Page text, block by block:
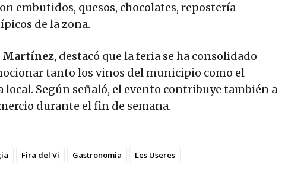
embutidos, quesos, chocolates, repostería
de la zona.
Martínez, destacó que la feria se ha consolidado
tanto los vinos del municipio como el
Según señaló, el evento contribuye también a
durante el fin de semana.
Fira del Vi Gastronomia Les Useres